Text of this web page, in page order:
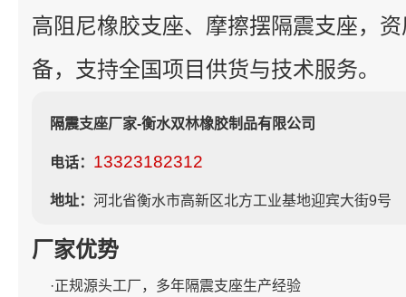
高阻尼橡胶支座、摩擦摆隔震支座，
备，支持全国项目供货与技术服务。
隔震支座厂家-衡水双林橡胶制品有限公司
电话： 13323182312
地址： 河北省衡水市高新区北方工业基地迎宾大街9号
厂家优势
·正规源头工厂，多年隔震支座生产经验